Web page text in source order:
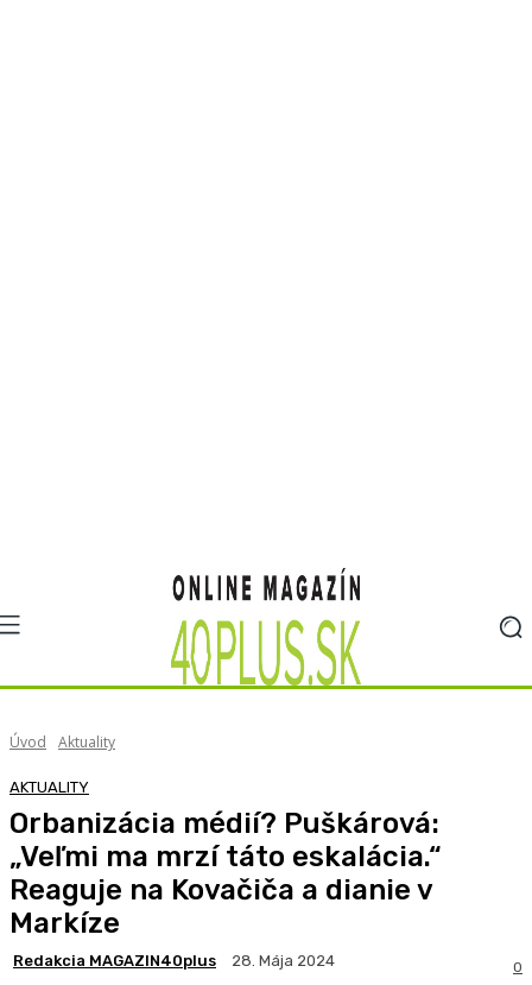
Úvod Aktuality
AKTUALITY
Orbanizácia médií? Puškárová:
„Veľmi ma mrzí táto eskalácia.“
Reaguje na Kovačiča a dianie v
Markíze
Redakcia MAGAZIN40plus 28. Mája 2024 0